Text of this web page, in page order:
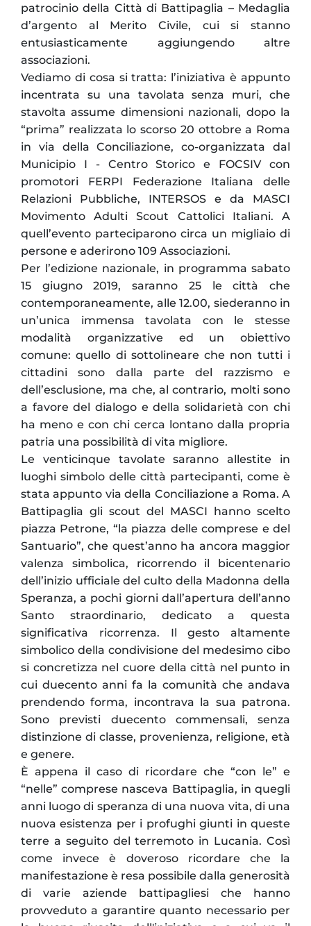
patrocinio della Città di Battipaglia – Medaglia
d’argento al Merito Civile, cui si stanno
entusiasticamente aggiungendo altre
associazioni.
Vediamo di cosa si tratta: l’iniziativa è appunto
incentrata su una tavolata senza muri, che
stavolta assume dimensioni nazionali, dopo la
“prima” realizzata lo scorso 20 ottobre a Roma
in via della Conciliazione, co-organizzata dal
Municipio I - Centro Storico e FOCSIV con
promotori FERPI Federazione Italiana delle
Relazioni Pubbliche, INTERSOS e da MASCI
Movimento Adulti Scout Cattolici Italiani. A
quell’evento parteciparono circa un migliaio di
persone e aderirono 109 Associazioni.
Per l’edizione nazionale, in programma sabato
15 giugno 2019, saranno 25 le città che
contemporaneamente, alle 12.00, siederanno in
un’unica immensa tavolata con le stesse
modalità organizzative ed un obiettivo
comune: quello di sottolineare che non tutti i
cittadini sono dalla parte del razzismo e
dell’esclusione, ma che, al contrario, molti sono
a favore del dialogo e della solidarietà con chi
ha meno e con chi cerca lontano dalla propria
patria una possibilità di vita migliore.
Le venticinque tavolate saranno allestite in
luoghi simbolo delle città partecipanti, come è
stata appunto via della Conciliazione a Roma. A
Battipaglia gli scout del MASCI hanno scelto
piazza Petrone, “la piazza delle comprese e del
Santuario”, che quest’anno ha ancora maggior
valenza simbolica, ricorrendo il bicentenario
dell’inizio ufficiale del culto della Madonna della
Speranza, a pochi giorni dall’apertura dell’anno
Santo straordinario, dedicato a questa
significativa ricorrenza. Il gesto altamente
simbolico della condivisione del medesimo cibo
si concretizza nel cuore della città nel punto in
cui duecento anni fa la comunità che andava
prendendo forma, incontrava la sua patrona.
Sono previsti duecento commensali, senza
distinzione di classe, provenienza, religione, età
e genere.
È appena il caso di ricordare che “con le” e
“nelle” comprese nasceva Battipaglia, in quegli
anni luogo di speranza di una nuova vita, di una
nuova esistenza per i profughi giunti in queste
terre a seguito del terremoto in Lucania. Così
come invece è doveroso ricordare che la
manifestazione è resa possibile dalla generosità
di varie aziende battipagliesi che hanno
provveduto a garantire quanto necessario per